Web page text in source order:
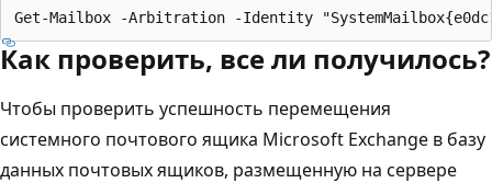
Как проверить, все ли получилось?
Чтобы проверить успешность перемещения
системного почтового ящика Microsoft Exchange в базу
данных почтовых ящиков, размещенную на сервере